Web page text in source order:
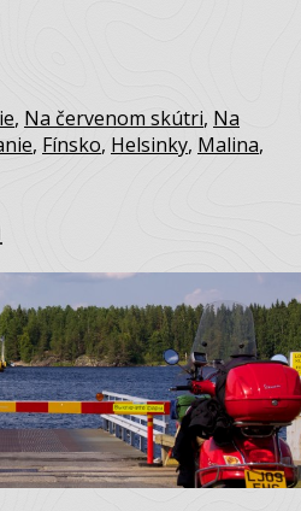
, Na červenom skútri, Na
, Fínsko, Helsinky, Malina,